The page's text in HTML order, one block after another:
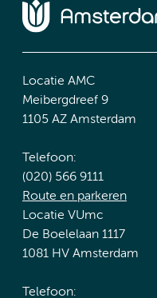
Locatie AMC
Meibergdreef 9
1105 AZ Amsterdam
Telefoon:
(020) 566 9111
Route en parkeren
Locatie VUmc
De Boelelaan 1117
1081 HV Amsterdam
Telefoon: